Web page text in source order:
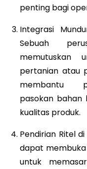
penting bagi
Integrasi
Sebuah
memutuskan
pertanian atau
membantu
pasokan bahan
kualitas produk.
Pendirian Ritel
dapat
untuk